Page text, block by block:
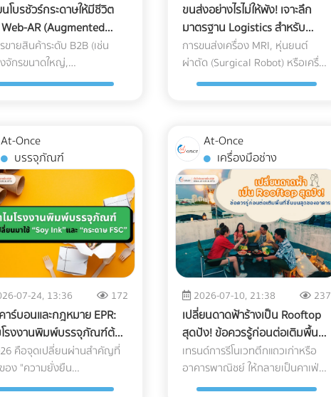
โบรชัวร์กระดาษให้มีชีวิต
AR (Augmented
ขายสินค้าระดับ B2B (เช่น
จักรขนาดใหญ่,
หาริมทรัพย์ หรือระบบ
ำถามคือ... คุณจะทำ
รให้โบรชัวร์กระดาษที่พิมพ์มา
ามารถปิดการขายลูกค้า
ได้? และคำตอบในปี 2026 คือ
ผสานสื่อออฟไลน์เข้ากับโลก
วยเทคโนโลยี Web-AR
based Augmented Reality)
AR: สัมผัสประสบการณ์ 3D
AR ในอดีตคือลูกค้าต้องเสีย
าวน์โหลดแอปพลิเคชัน (App-
AR) ซึ่งสร้างความรำคาญใจ
AR ทลายข้อจำกัดนั้นทิ้งไป
ค่ลูกค้าใช้กล้องสมาร์ตโฟน
QR Code บนโบรชัวร์ โมเดล
ขนส่งอย่างไรไม่ให้พัง! เจาะลึก
มาตรฐาน Logistics สำหรับ
อุปกรณ์การแพทย์ขั้นสูง (High-
Tech Medical Devices)
การขนส่งเครื่อง MRI, หุ่นยนต์
ผ่าตัด (Surgical Robot) หรือเครื่อง
เลเซอร์ความงามมูลค่าหลักสิบล้าน
ขีดข่วน" หรือ "ของแตกหัก" แต่อาจ
หมายถึง "การตั้งค่าที่ผิดเพี้ยน
(Calibration Error)" สำหรับผู้นำ
เข้าเครื่องมือแพทย์ คลินิก หรือโรง
พยาบาล ความผิดเพี้ยนเพียง
มิลลิเมตรเดียวส่งผลโดยตรงต่อ
การวินิจฉัยโรคและชีวิตของผู้ป่วย
หากเกิดความเสียหายระหว่างขนส่ง
ความน่าเชื่อถือขององค์กรก็จะลด
ลงทันที บทความนี้จะพาคุณไปเจาะ
ลึกความเสี่ยง และมาตรฐาน
Logistics ที่ธุรกิจเครื่องมือแพทย์
ต้องรู้ในปี 2026 ครับ 3 ความเสี่ยง
แฝงที่เครื่องมือแพทย์ต้องเผชิญ
At-Once
บรรจุภัณฑ์
07-24, 13:36 172
ร์บอนและกฎหมาย EPR:
โรงงานพิมพ์บรรจุภัณฑ์ต้อง
มาใช้หมึกถั่วเหลือง (Soy
ละกระดาษ FSC
คือจุดเปลี่ยนผ่านสำคัญที่
อง "ความยั่งยืน
ไม่ใช่แค่แคมเปญ
At-Once
เครื่องมือช่าง
2026-07-10, 21:38 237
เปลี่ยนดาดฟ้าร้างเป็น Rooftop
สุดปัง! ข้อควรรู้ก่อนต่อเติมพื้นที่
ชั้นบนสุดของอาคาร
เทรนด์การรีโนเวทตึกแถวเก่าหรือ
อาคารพาณิชย์ ให้กลายเป็นคาเฟ่
ชิคๆ บาร์นั่งชิลรับลม หรือสวน